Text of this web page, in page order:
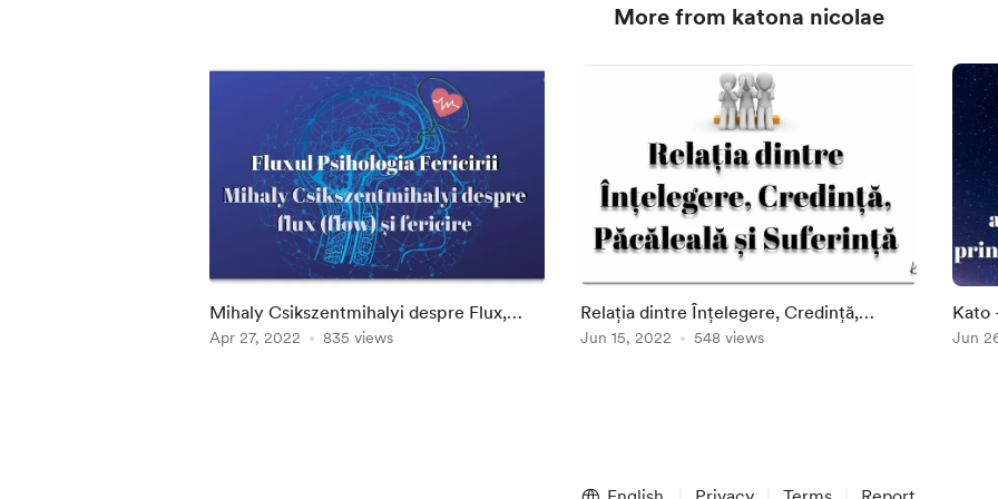
More from katona nicolae
Mihaly Csikszentmihalyi despre Flux,
Curgere (Flow) și Fericire
Apr 27, 2022 835 views
Relația dintre Înțelegere, Credință,
Păcăleală și Suferință
Jun 15, 2022 548 views
Kato
Jun